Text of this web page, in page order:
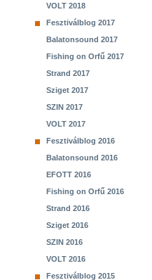
VOLT 2018
Fesztiválblog 2017
Balatonsound 2017
Fishing on Orfű 2017
Strand 2017
Sziget 2017
SZIN 2017
VOLT 2017
Fesztiválblog 2016
Balatonsound 2016
EFOTT 2016
Fishing on Orfű 2016
Strand 2016
Sziget 2016
SZIN 2016
VOLT 2016
Fesztiválblog 2015